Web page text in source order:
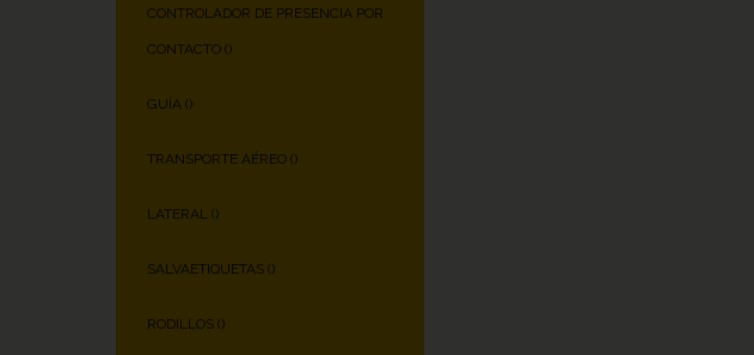
CONTROLADOR DE PRESENCIA POR
CONTACTO ()
GUÍA ()
TRANSPORTE AÉREO ()
LATERAL ()
SALVAETIQUETAS ()
RODILLOS ()